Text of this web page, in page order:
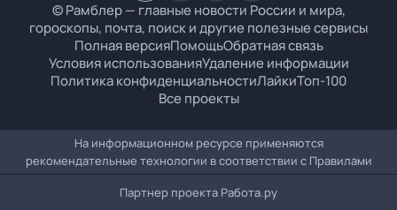
© Рамблер — главные новости России и мира,
гороскопы, почта, поиск и другие полезные сервисы
Полная версияПомощьОбратная связь
Условия использованияУдаление информации
Политика конфиденциальностиЛайкиТоп-100
Все проекты
На информационном ресурсе применяются
рекомендательные технологии в соответствии с Правилами
Партнер проекта Работа.ру